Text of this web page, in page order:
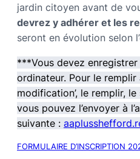
jardin citoyen avant de
devrez y adhérer et les
seront en évolution selon
***Vous devez
ordinateur. Pour le remplir
modification’, le remplir,
vous pouvez l’envoyer à
suivante :
FORMULAIRE D’INSCRIPTION